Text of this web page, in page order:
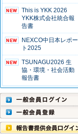
This is YKK 2026
YKK株式会社統合報
告書
NEXCO中日本レポー
ト2025
TSUNAGU2026 生
協・環境・社会活動
報告書